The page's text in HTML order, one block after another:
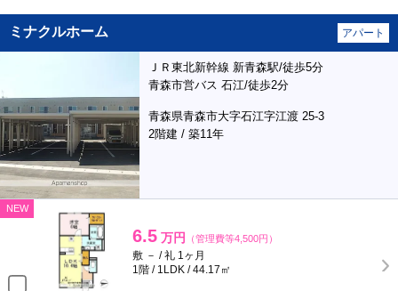
ミナクルホーム アパート
ＪＲ東北新幹線 新青森駅/徒歩5分
青森市営バス 石江/徒歩2分
青森県青森市大字石江字江渡 25-3
2階建 / 築11年
NEW
6.5 万円 （管理費等4,500円）
敷 － / 礼 1ヶ月
1階 / 1LDK / 44.17㎡